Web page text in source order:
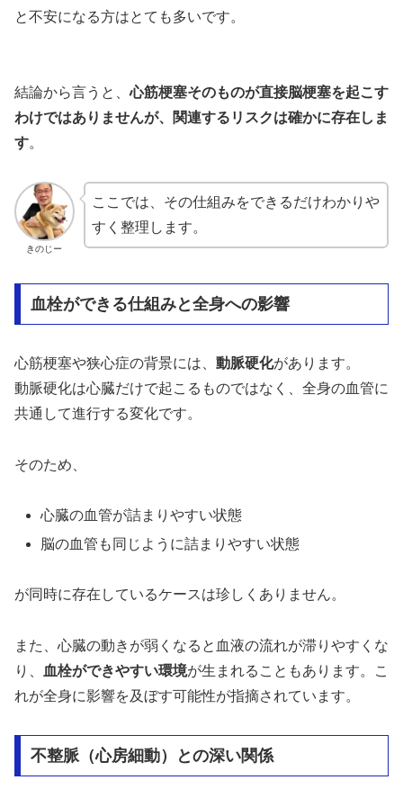
と不安になる方はとても多いです。
結論から言うと、心筋梗塞そのものが直接脳梗塞を起こす
わけではありませんが、関連するリスクは確かに存在しま
す。
きのじー
ここでは、その仕組みをできるだけわかりや
すく整理します。
血栓ができる仕組みと全身への影響
心筋梗塞や狭心症の背景には、 動脈硬化があります。
動脈硬化は心臓だけで起こるものではなく、全身の血管に
共通して進行する変化です。
そのため、
心臓の血管が詰まりやすい状態
脳の血管も同じように詰まりやすい状態
が同時に存在しているケースは珍しくありません。
また、心臓の動きが弱くなると血液の流れが滞りやすくな
り、
血栓ができやすい環境が生まれることもあります。こ
れが全身に影響を及ぼす可能性が指摘されています。
不整脈（心房細動）との深い関係